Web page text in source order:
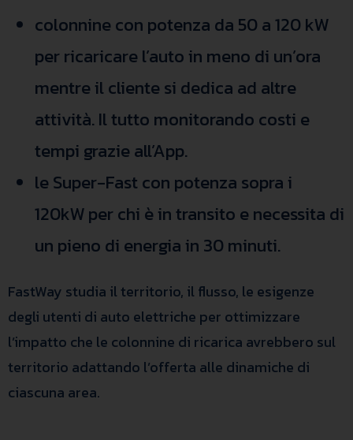
colonnine con potenza da 50 a 120 kW
per ricaricare l’auto in meno di un’ora
mentre il cliente si dedica ad altre
attività. Il tutto monitorando costi e
tempi grazie all’App.
le Super-Fast con potenza sopra i
120kW per chi è in transito e necessita di
un pieno di energia in 30 minuti.
FastWay studia il territorio, il flusso, le esigenze
degli utenti di auto elettriche per ottimizzare
l’impatto che le colonnine di ricarica avrebbero sul
territorio adattando l’offerta alle dinamiche di
ciascuna area.